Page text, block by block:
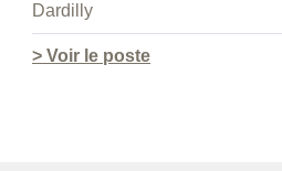
Dardilly
> Voir le poste